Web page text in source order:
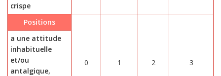
crispe
Positions
0 1 2 3
a une attitude
inhabituelle
et/ou
antalgique,